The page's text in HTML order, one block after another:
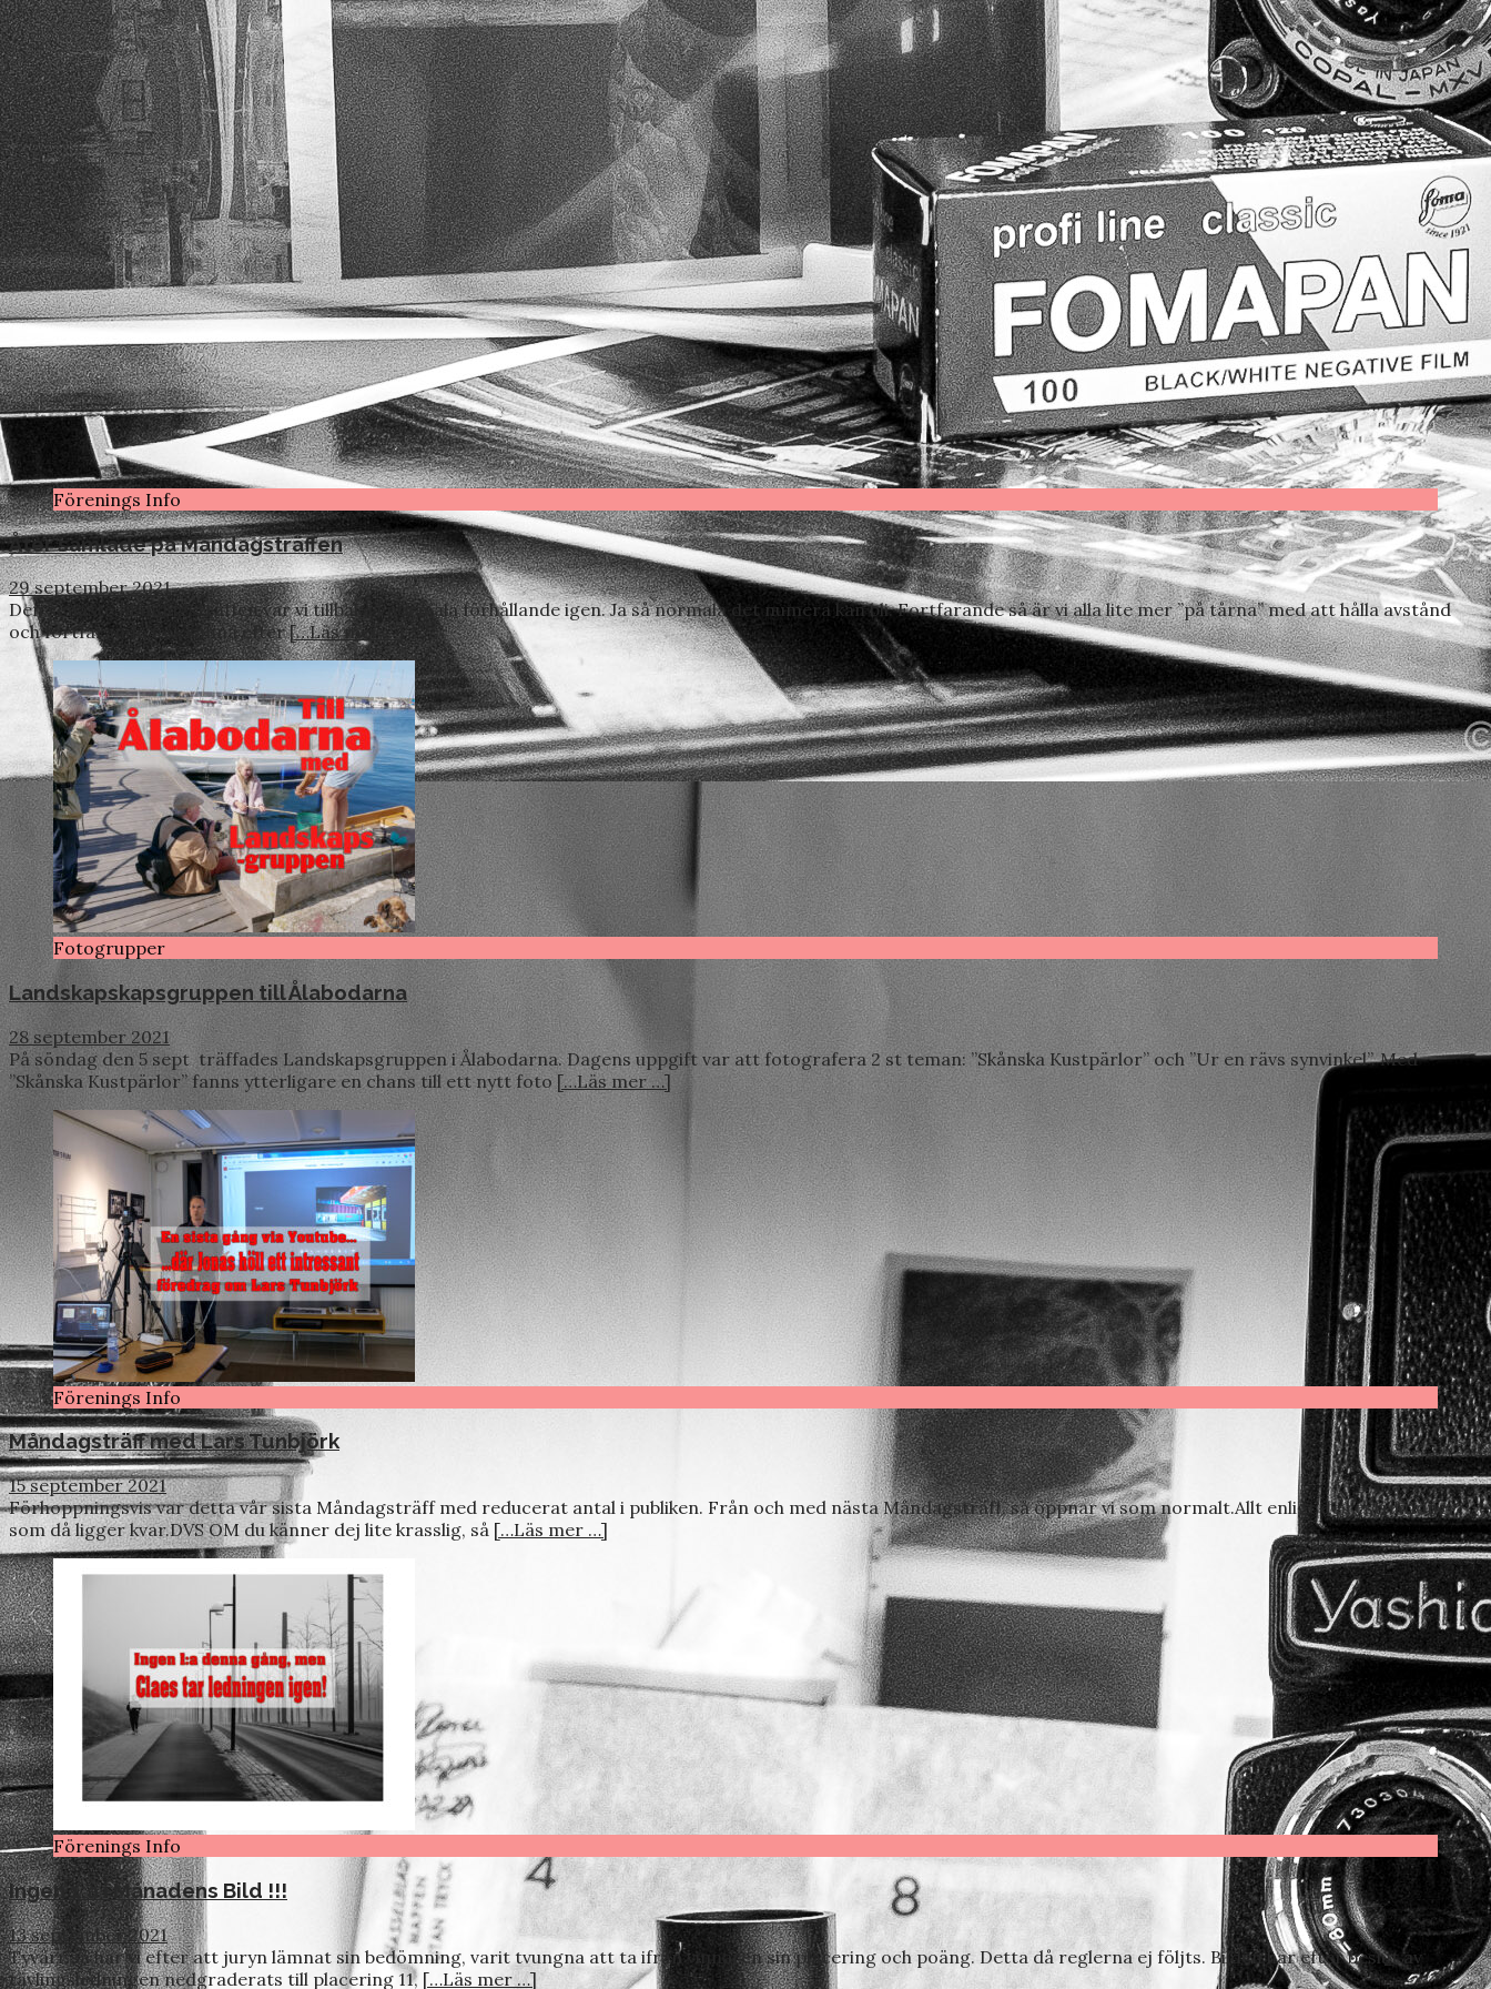
Förenings Info
Åter samlade på Måndagsträffen
29 september 2021
Den senaste Måndagsträffen var vi tillbaka i normala förhållande igen. Ja så normala det numera kan bli. Fortfarande så är vi alla lite mer ”på tårna” med att hålla avstånd
och fortfarande t.ex känna efter[…Läs mer …]
Fotogrupper
Landskapskapsgruppen till Ålabodarna
28 september 2021
På söndag den 5 sept träffades Landskapsgruppen i Ålabodarna. Dagens uppgift var att fotografera 2 st teman: ”Skånska Kustpärlor” och ”Ur en rävs synvinkel”. Med
”Skånska Kustpärlor” fanns ytterligare en chans till ett nytt foto […Läs mer …]
Förenings Info
Måndagsträff med Lars Tunbjörk
15 september 2021
Förhoppningsvis var detta vår sista Måndagsträff med reducerat antal i publiken. Från och med nästa Måndagsträff, så öppnar vi som normalt.Allt enligt de restriktioner
som då ligger kvar.DVS OM du känner dej lite krasslig, så […Läs mer …]
Förenings Info
Ingen 1:a i Månadens Bild !!!
13 september 2021
Tyvärr så har vi efter att juryn lämnat sin bedömning, varit tvungna att ta ifrån vinnaren sin placering och poäng. Detta då reglerna ej följts. Bilden har efter beslut av
tävlingsledningen nedgraderats till placering 11, […Läs mer …]